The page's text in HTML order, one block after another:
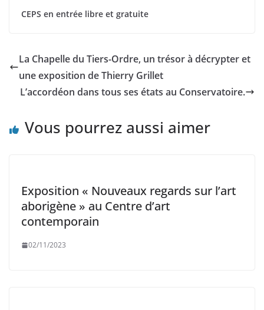
CEPS en entrée libre et gratuite
La Chapelle du Tiers-Ordre, un trésor à décrypter et
une exposition de Thierry Grillet
L’accordéon dans tous ses états au Conservatoire.
Vous pourrez aussi aimer
Exposition « Nouveaux regards sur l’art
aborigène » au Centre d’art
contemporain
02/11/2023